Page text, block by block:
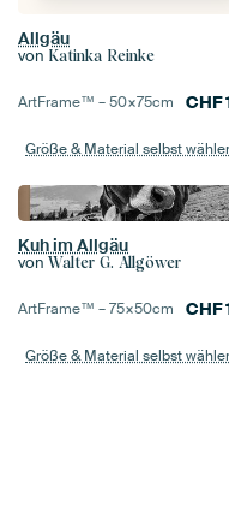
Allgäu
von Katinka Reinke
ArtFrame™ –50×75cm CHF
Größe & Material selbst
Kuh im Allgäu
von Walter G. Allgöwer
ArtFrame™ –75×50cm CHF
Größe & Material selbst